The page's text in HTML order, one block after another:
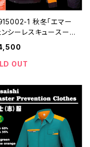
1 秋冬「エマー
ンシーレスキュースー
スキューオレンジ＆ブ
ク | 危機管理ブランド民
災 OUT